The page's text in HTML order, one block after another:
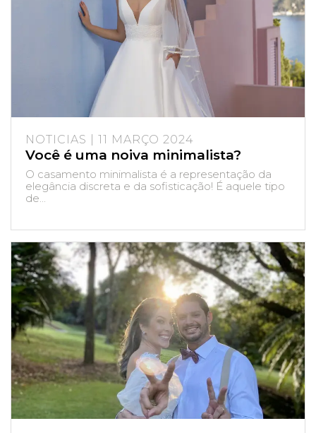
NOTICIAS | 11 MARÇO 2024
Você é uma noiva minimalista?
O casamento minimalista é a representação da
elegância discreta e da sofisticação! É aquele tipo
de...